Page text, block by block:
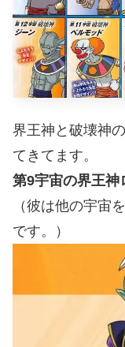
界王神と破壊神
てきてます。
第9宇宙の界王神
（彼は他の宇宙
です。）